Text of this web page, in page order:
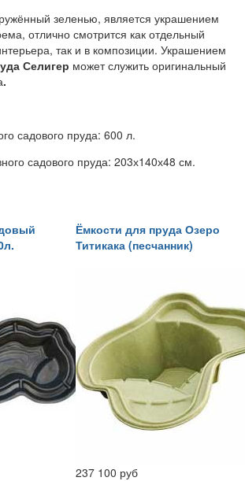
зеленью, является украшением
отлично смотрится как отдельный
так и в композиции. Украшением
Селигер может служить оригинальный
.
садового пруда: 600 л.
садового пруда: 203х140х48 см.
Ёмкости для пруда Озеро
Титикака (песчанник)
237 100 руб